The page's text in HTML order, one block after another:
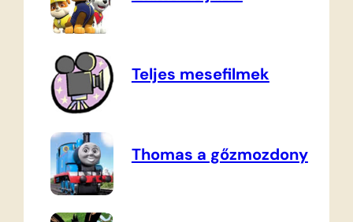
Teljes mesefilmek
Thomas a gőzmozdony